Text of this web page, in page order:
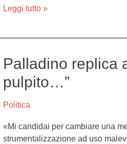
e
arrestati
Leggi tutto »
Palladino replica
pulpito…”
Politica
«Mi candidai per cambiare una
strumentalizzazione ad uso
Palladino
alle
“Da
quale